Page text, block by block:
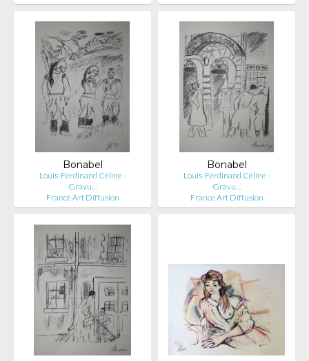
Bonabel
Louis-Ferdinand Céline -
Gravu…
France Art Diffusion
Bonabel
Louis-Ferdinand Céline -
Gravu…
France Art Diffusion